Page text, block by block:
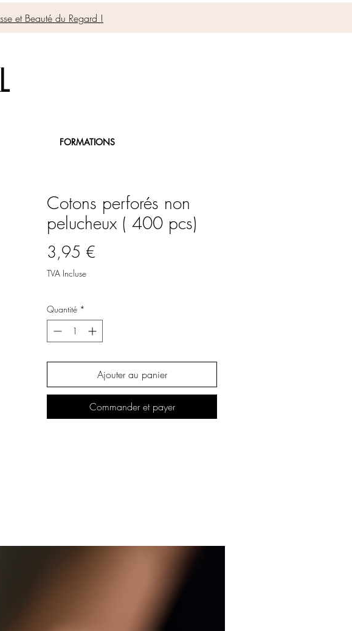
et Beauté du Regard !
FORMATIONS
Cotons perforés non
pelucheux ( 400 pcs)
3,95 €
TVA Incluse
Quantité *
Ajouter au panier
Commander et payer